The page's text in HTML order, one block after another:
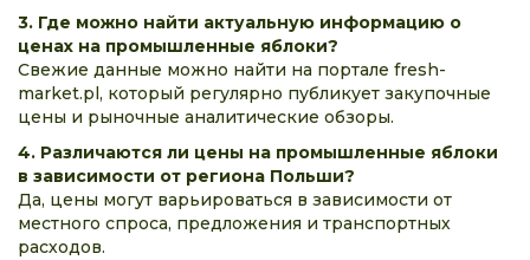
3. Где можно найти актуальную информацию о
ценах на промышленные яблоки?
Свежие данные можно найти на портале fresh-
market.pl, который регулярно публикует закупочные
цены и рыночные аналитические обзоры.
4. Различаются ли цены на промышленные яблоки
в зависимости от региона Польши?
Да, цены могут варьироваться в зависимости от
местного спроса, предложения и транспортных
расходов.